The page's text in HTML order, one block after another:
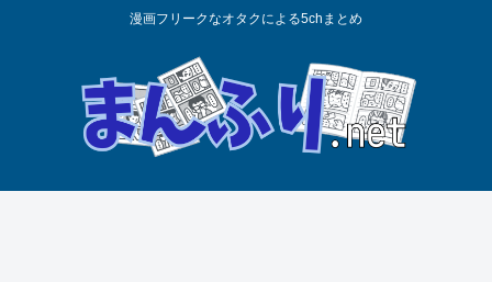
漫画フリークなオタクによる5chまとめ